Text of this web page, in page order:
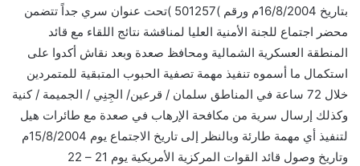
بتاريخ 16/8/2004م ورقم )501257 )تحت عنوان سري جداً تتضمن
محضر اجتماع للجنة الأمنية العليا لمناقشة نتائج اللقاء مع قائد
المنطقة العسكرية الشمالية ومحافظ صعدة وبعد نقاش أكدوا على
استكمال ما أسموه تنفيذ مهمة تصفية الحبوب المتبقية للمتمردين
خلال 72 ساعة في المناطق سلمان / قرعين/ الجِنِي / الجميمة / كنية
وكذلك إرسال سرية من مكافحة الإرهاب في صعدة مع طائرات هيل
لتنفيذ أي مهمة طارئة وبالنظر إلى تاريخ الاجتماع يوم 15/8/2004م
وتاريخ وصول قائد القوات المركزية الأمريكية يوم 21 – 22